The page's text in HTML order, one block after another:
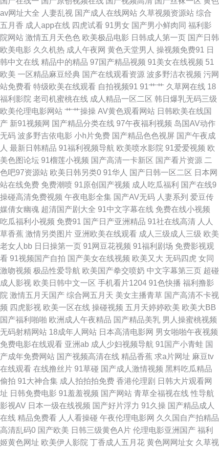
本美女网站AV 日本成人免费在线 久草福利av 青草资源站 久久欧美毛 韩国日
本欧美国产 东京热伊人久久9 黑丝美女足交 黄色网入口站链接 福利免费看福
利 99热精品9 91性第一页下载 俺去也福利 99国产精品99久久 91免费在线
破视频 91次元黄色页面 91网精品 91晚间福利社 91黄色视频精品 91黑丝在
线视频 91精品白丝国产 91豆花视频18网站 丝瓜视频污下载啪啪啪 91精品
在线观看国产 av黑料在线 AV在线不卡婷图片 91深夜福利网站 黄页仓库 国
产精品久久日 丁香五月最新网址 91黄色祝频 伊人色av 福利理论片 日韩三四
五区 日韩成人在线入口 色69六六六 日韩黄视 欧美日韩黄页免费 久久精品人
妻 黄色人人操B 浮力一二三影院 韩国午夜理论 激情五月天丁香社区 免费传
激情五月天肏屄 性女精品 91国内在线观看 最新国产91视频最 69男人天堂
91叉啊插 伊人海角社区 先锋资源影音AV网站 午夜剧场爱爱 婷婷国产成精品
91华人 91熟女探花 91色色视频 91看片黄色片 91乱搞 91九色熟女 自拍
92AV 亚洲精品无码一区二 亚洲无码五月丁香 先锋影视电影人妻AV 91色色
综合网 91系列国产视频在线 欧美精品久久乱 导航亚洲99导航亚洲 91九色海
角 亚洲日韩欧美自慰在线 超碰人人肏屄 黑丝av网站 影音先锋网址av 国产精
品第6页 日韩一级网址中文 97亚洲超碰在线 草莓视频导航 91免费国产视频
91成人摄影 视频在线国产 五月丁香六月婷图片 影音先锋av中文字幕 91丝袜
av网址大全 人妻乱视 国产成人在线网站 久草视频资源站 综合
五月香 成人app在线 四虎试看 91男女 国产男小鲜肉同 福利影
院网站 激情五月天色色 欧美极品电影 日韩成人第一页 国产日韩
欧美电影 久久机热 成人午夜网 黄色天堂男人 操视频免费91 日
韩中文在线 精品中的精品 97国产精品视频 91美女在线视频 51
欧美 一区精品麻豆经典 国产在线观看资源 波多野洁衣视频 污网
站免费看 特级欧美在线观看 自拍视频91 91艹艹 久草网在线 18
福利影院 老司机蜜桃在线 成人精品一区二区 韩日爆乳无码三级
欧美伦理电影网站 艹艹操操 AV黄色观看网站 日韩欧美在线国
产 新91视频网 国产精品分类在线 97午夜福利视频 岛国AV动作
无码 波多野吉依电影 小h片免费 国产精品色色视屏 国产午夜成
人 最新日韩精品 91福利视频导航 欧美喷水影院 91爱爱视频 欧
美色图论坛 91榴莲小视频 国产高清一卡新区 国产看片资源 二
色吧97资源站 欧美日韩另类0 91华人 国产日韩一区二区 日本网
站在线免费 免费潮喷 91原创国产视频 成人吃瓜福利 国产在线9
操碰高清免费视频 午夜电影全集 国产AV无码 人妻系列 爱豆传
媒倩女幽魂 超清国产剧大全 91中文字幕在线 免费在线小视频
吃瓜福利小视频 免费91 国产日产亚洲精品 91社在线高清 人人
草香蕉 激情另类图片 亚洲欧美在线观看 成人三级成人三级 欧美
老女人bb 日日操第一页 91网豆花视频 91福利剧场 免费影视观
看 91视频国产自拍 国产美女在线视频 欧美又大 无码四虎 女同
激吻视频 极品性爱导航 欧美国产拳交喷奶 中文字幕第三页 超碰
成人影视 欧美日韩中文一区 手机看片1204 91色快播 福利撸影
院 激情五月天国产 综合网五月天 美女主播青草 国产高清不卡视
频 四虎影视 欧美一区在线 操碰视频 五月天婷婷欧美 欧美大BB
国产福利啪啪 欧洲成人午夜精品 国产精品美乳 男人操蜜桃视频
无码射精网站 18成年人网站 日本高清电影网 男女啪啪午夜视频
免费电影在线观看 亚洲ab 成人少妇视频导航 91国产小青蛙 国
产成年免费网站 国产视频高清在线 精品香蕉 求a片网址 麻豆tv
在线观看 在线撸丝片 91草碰 国产成人激情视频 黑料吃瓜精品
偷拍 91大神合集 成人拍拍拍免费 香港伦理剧 日韩大片观看网
址 日韩免费电影 91羞羞视频 国产网站 青草全福视在线 性导航
影视AV 日本一级在线视频 国产好片浮力 91久操 国产精品成人
在线 精品免费看 人人看操碰 午夜伦理电影网 久久国自产拍精品
高清乱码0 国产欧美 日韩三级黄色A片 伦理电影亚洲国产 福利
姬黄色网址 欧美伊人影院 丁香成人五月花 黄色网网址女 久草视